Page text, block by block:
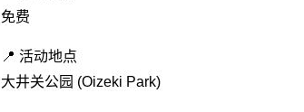
免费
📍 活动地点
大井关公园 (Oizeki Park)